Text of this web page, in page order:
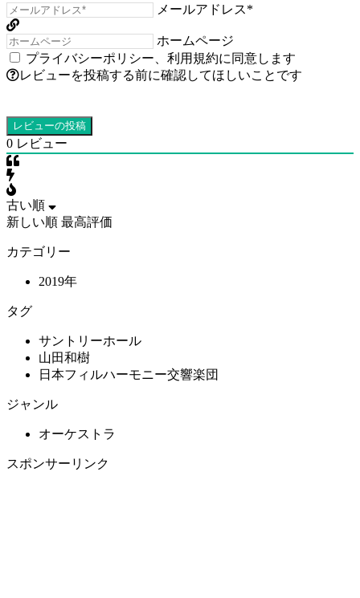
メールアドレス*
ホームページ
プライバシーポリシー
利用規約に同意します
レビューを投稿する前に確認してほしいことです
0 レビュー
古い順
新しい順 最高評価
カテゴリー
2019年
タグ
サントリーホール
山田和樹
日本フィルハーモニー交響楽団
ジャンル
オーケストラ
スポンサーリンク